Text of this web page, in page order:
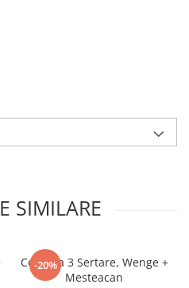
SIMILARE
-20%
Comoda 3 Sertare, Wenge +
Mesteacan